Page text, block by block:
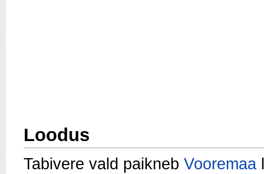
Loodus
Tabivere vald paikneb Vooremaa